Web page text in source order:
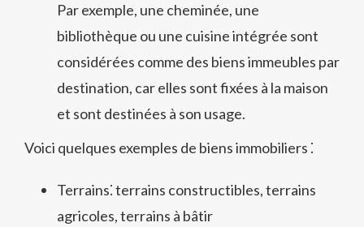
Par exemple, une cheminée, une
bibliothèque ou une cuisine intégrée sont
considérées comme des biens immeubles par
destination, car elles sont fixées à la maison
et sont destinées à son usage.
Voici quelques exemples de biens immobiliers ⁚
Terrains⁚ terrains constructibles, terrains
agricoles, terrains à bâtir